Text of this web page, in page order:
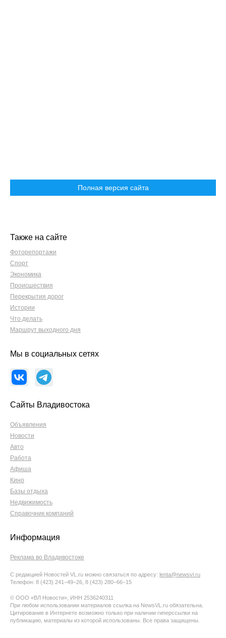
Полная версия сайта
Также на сайте
Фоторепортажи
Спорт
Экономика
Происшествия
Перекрытия дорог
Истории
Что делать
Маршрут выходного дня
Мы в социальных сетях
Сайты Владивостока
Объявления
Новости
Авто
Работа
Афиша
Кино
Базы отдыха
Недвижимость
Справочник компаний
Информация
Реклама во Владивостоке
С редакцией Новостей VL.ru можно связаться по адресу: lenta@newsvl.ru
Телефон: 8 (423) 241−49−26, 8 (423) 280−66−15
© ООО «ВЛ Новости», ИНН 2536240311
При любом использовании материалов ссылка на NewsVL.ru обязательна.
Цитирование в Интернете возможно только при наличии гиперссылки на
публикацию, материалы из которой использованы. Все права защищены.